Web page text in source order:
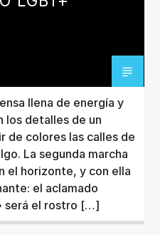
llena de energía y
los detalles de un
de colores las calles de
La segunda marcha
el horizonte, y con ella
el aclamado
será el rostro […]